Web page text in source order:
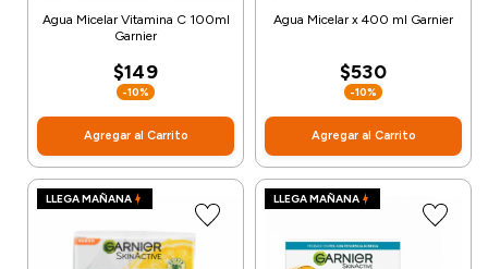
Agua Micelar Vitamina C 100ml
Garnier
$149
-10%
Agregar al Carrito
Agua Micelar x 400 ml Garnier
$530
-10%
Agregar al Carrito
LLEGA MAÑANA LLEGA MAÑANA